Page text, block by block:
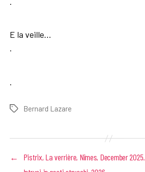
E la veille…
.
.
TagsBernard Lazare
←
Pistrix, La verrière, Nîmes, December 2025.